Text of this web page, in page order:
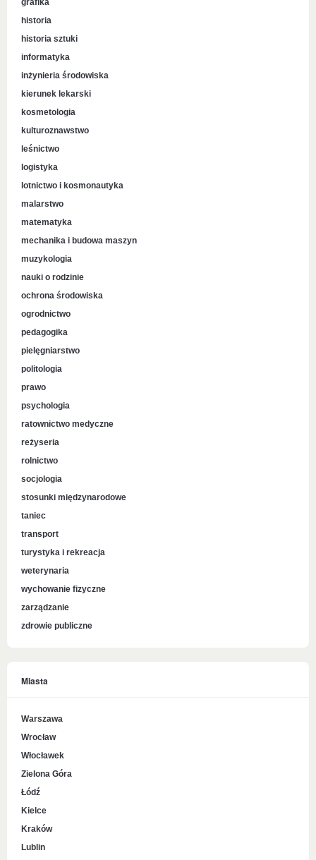
grafika
historia
historia sztuki
informatyka
inżynieria środowiska
kierunek lekarski
kosmetologia
kulturoznawstwo
leśnictwo
logistyka
lotnictwo i kosmonautyka
malarstwo
matematyka
mechanika i budowa maszyn
muzykologia
nauki o rodzinie
ochrona środowiska
ogrodnictwo
pedagogika
pielęgniarstwo
politologia
prawo
psychologia
ratownictwo medyczne
reżyseria
rolnictwo
socjologia
stosunki międzynarodowe
taniec
transport
turystyka i rekreacja
weterynaria
wychowanie fizyczne
zarządzanie
zdrowie publiczne
Miasta
Warszawa
Wrocław
Włocławek
Zielona Góra
Łódź
Kielce
Kraków
Lublin